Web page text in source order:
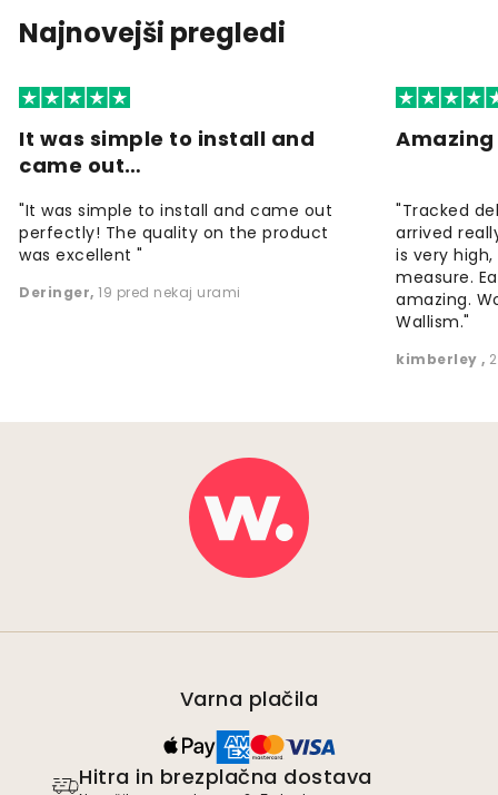
Najnovejši pregledi
It was simple to install and
came out…
"It was simple to install and came out
perfectly! The quality on the product
was excellent "
Deringer, 19 pred nekaj urami
"Tracked
arrived
is very
measure.
amazing.
Wallism."
kimberley,
Varna plačila
Hitra in brezplačna dostava